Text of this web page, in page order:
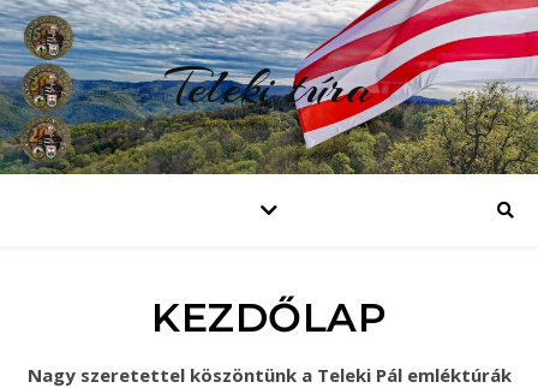
Teleki túra
KEZDŐLAP
Nagy szeretettel köszöntünk a Teleki Pál emléktúrák